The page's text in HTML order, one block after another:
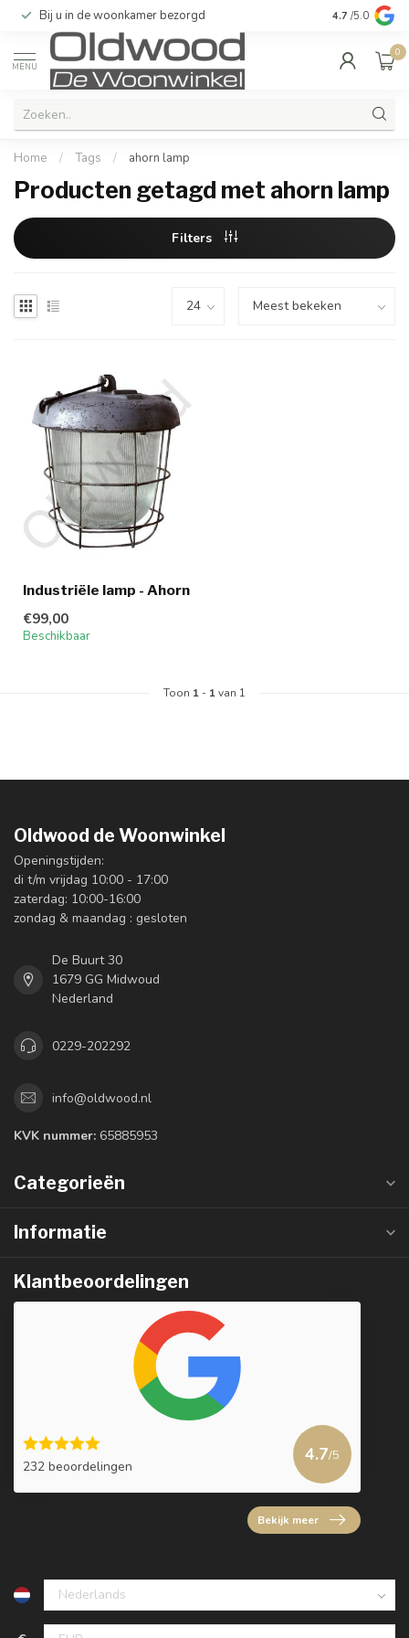
Bij u in de woonkamer bezorgd Kwaliteit &
4.7 /5.0
MENU
0
Home / Tags / ahorn lamp
Producten getagd met ahorn lamp
Filters
Industriële lamp - Ahorn
€99,00
Beschikbaar
Toon 1 - 1van 1
Oldwood de Woonwinkel
Openingstijden:
di t/m vrijdag 10:00 - 17:00
zaterdag: 10:00-16:00
zondag & maandag : gesloten
De Buurt 30
1679 GG Midwoud
Nederland
0229-202292
info@oldwood.nl
KVK nummer: 65885953
Categorieën
Informatie
Klantbeoordelingen
232 beoordelingen
4.7/5
Bekijk meer